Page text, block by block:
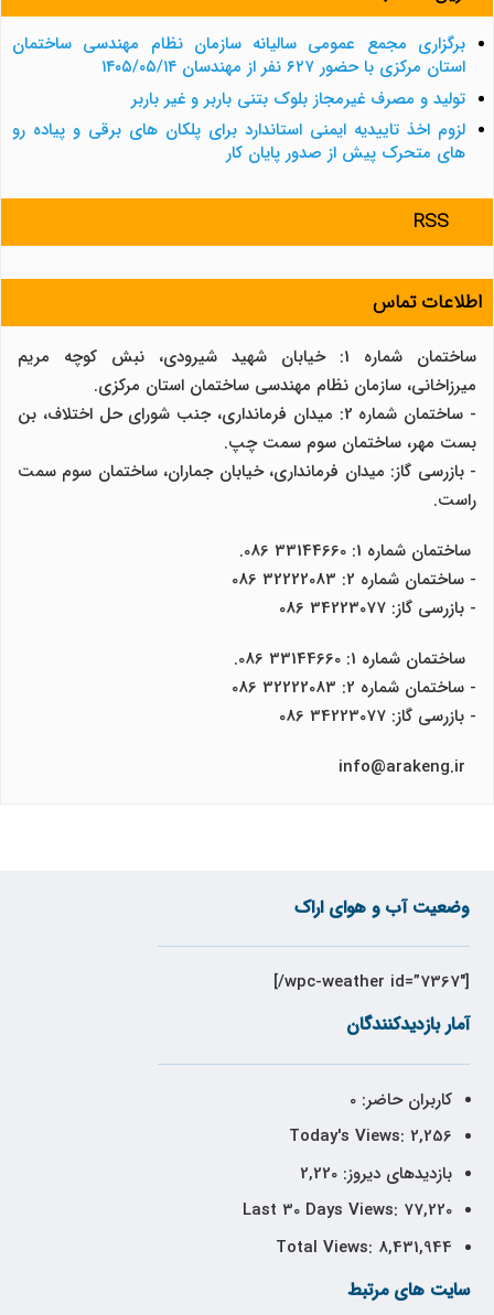
برگزاری مجمع عمومی سالیانه سازمان نظام مهندسی ساختمان
استان مرکزی با حضور ۶۲۷ نفر از مهندسان ۱۴۰۵/۰۵/۱۴
تولید و مصرف غیرمجاز بلوک بتنی باربر و غیر باربر
لزوم اخذ تاییدیه ایمنی استاندارد برای پلکان های برقی و پیاده رو
های متحرک پیش از صدور پایان کار
RSS
اطلاعات تماس
ساختمان شماره 1: خیابان شهید شیرودی، نبش کوچه مریم
میرزاخانی، سازمان نظام مهندسی ساختمان استان مرکزی.
- ساختمان شماره 2: میدان فرمانداری، جنب شورای حل اختلاف، بن
بست مهر، ساختمان سوم سمت چپ.
- بازرسی گاز: میدان فرمانداری، خیابان جماران، ساختمان سوم سمت
راست.
ساختمان شماره 1: 33144660 086.
- ساختمان شماره 2: 32222083 086
- بازرسی گاز: 34223077 086
ساختمان شماره 1: 33144660 086.
- ساختمان شماره 2: 32222083 086
- بازرسی گاز: 34223077 086
وضعیت آب و هوای اراک
[wpc-weather id=”7367″/]
آمار بازدیدکنندگان
کاربران حاضر:0
Today's Views: 2,256
بازدیدهای دیروز:2,220
Last 30 Days Views: 77,220
Total Views: 8,431,944
سایت های مرتبط